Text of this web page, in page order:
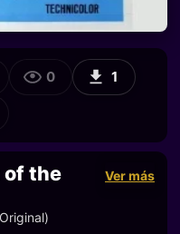
0 1
of the
Ver más